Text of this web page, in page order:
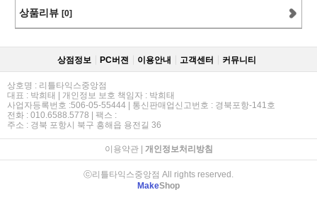
상품리뷰 [0]
상점정보 PC버젼 이용안내 고객센터 커뮤니티
상호명 : 리틀타익스중앙점
대표 : 박희태 | 개인정보 보호 책임자 : 박희태
사업자등록번호 :506-05-55444 | 통신판매업신고번호 : 경북포항-141호
전화 : 010.6588.5778 | 팩스 :
주소 : 경북 포항시 북구 흥해읍 용전길 36
이용약관| 개인정보처리방침
ⓒ리틀타익스중앙점 All rights reserved.
MakeShop